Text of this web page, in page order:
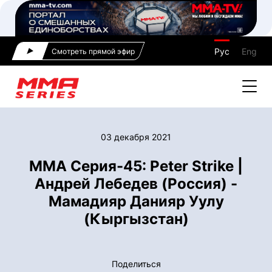
Смотреть прямой эфир Рус Eng
03 декабря 2021
ММА Серия-45: Peter Strike |
Андрей Лебедев (Россия) -
Мамадияр Данияр Уулу
(Кыргызстан)
Поделиться